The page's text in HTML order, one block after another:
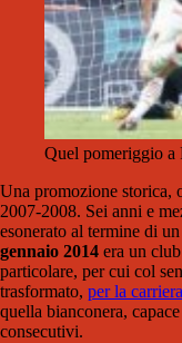
Quel pomeriggio a
Una promozione storica,
2007-2008. Sei anni e
esonerato al termine di un
gennaio 2014 era un
particolare, per cui col
trasformato, per la
quella bianconera,
consecutivi.